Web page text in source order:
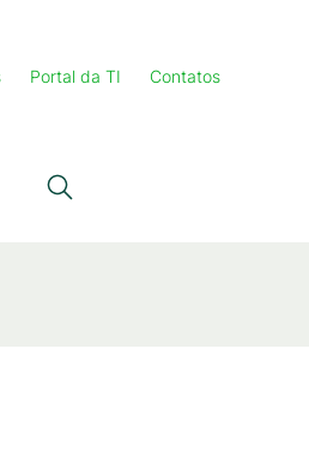
Portal da TI Contatos